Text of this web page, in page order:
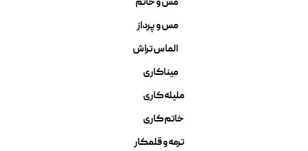
مس و خاتم
مس و پرداز
الماس تراش
میناکاری
ملیله کاری
خاتم کاری
ترمه و قلمکار